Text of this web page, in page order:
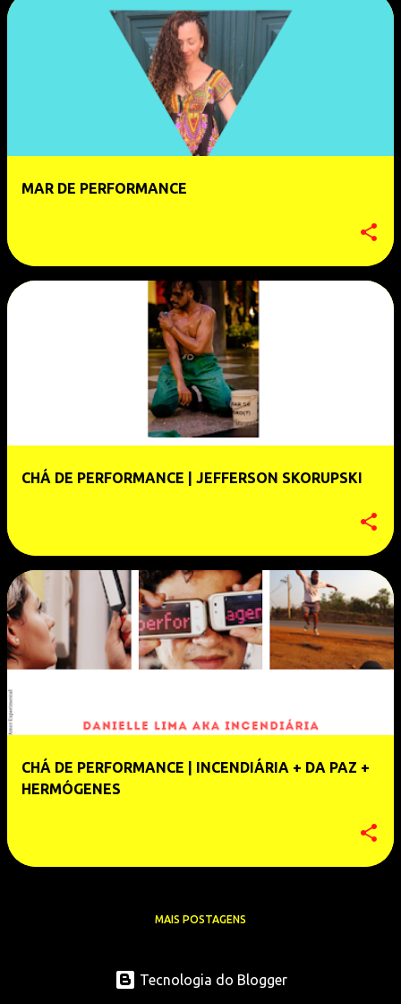
MAR DE PERFORMANCE
CHÁ DE PERFORMANCE | JEFFERSON SKORUPSKI
CHÁ DE PERFORMANCE | INCENDIÁRIA + DA PAZ +
HERMÓGENES
MAIS POSTAGENS
Tecnologia do Blogger